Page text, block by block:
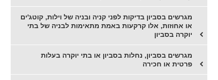
מגרשים בסביון בדיקות לפני קניה ובניה של וילות, קוטג'ים
או אחוזות, אלו קרקעות באמת מתאימות לבניה של בתי
יוקרה בסביון
מגרשים בסביון, נחלות בסביון או בתי יוקרה בעלות
פרטית או חכירה